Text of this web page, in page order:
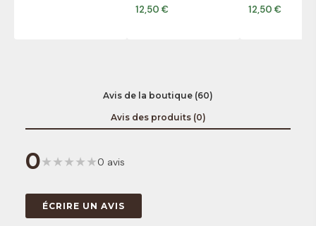
12,50 € 12,50 €
Avis de la boutique (60)
Avis des produits (0)
0★★★★★0 avis
ÉCRIRE UN AVIS